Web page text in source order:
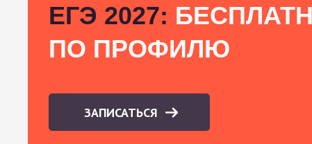
ЕГЭ 2027:
ПО ПРОФИЛЮ
ЗАПИСАТЬСЯ